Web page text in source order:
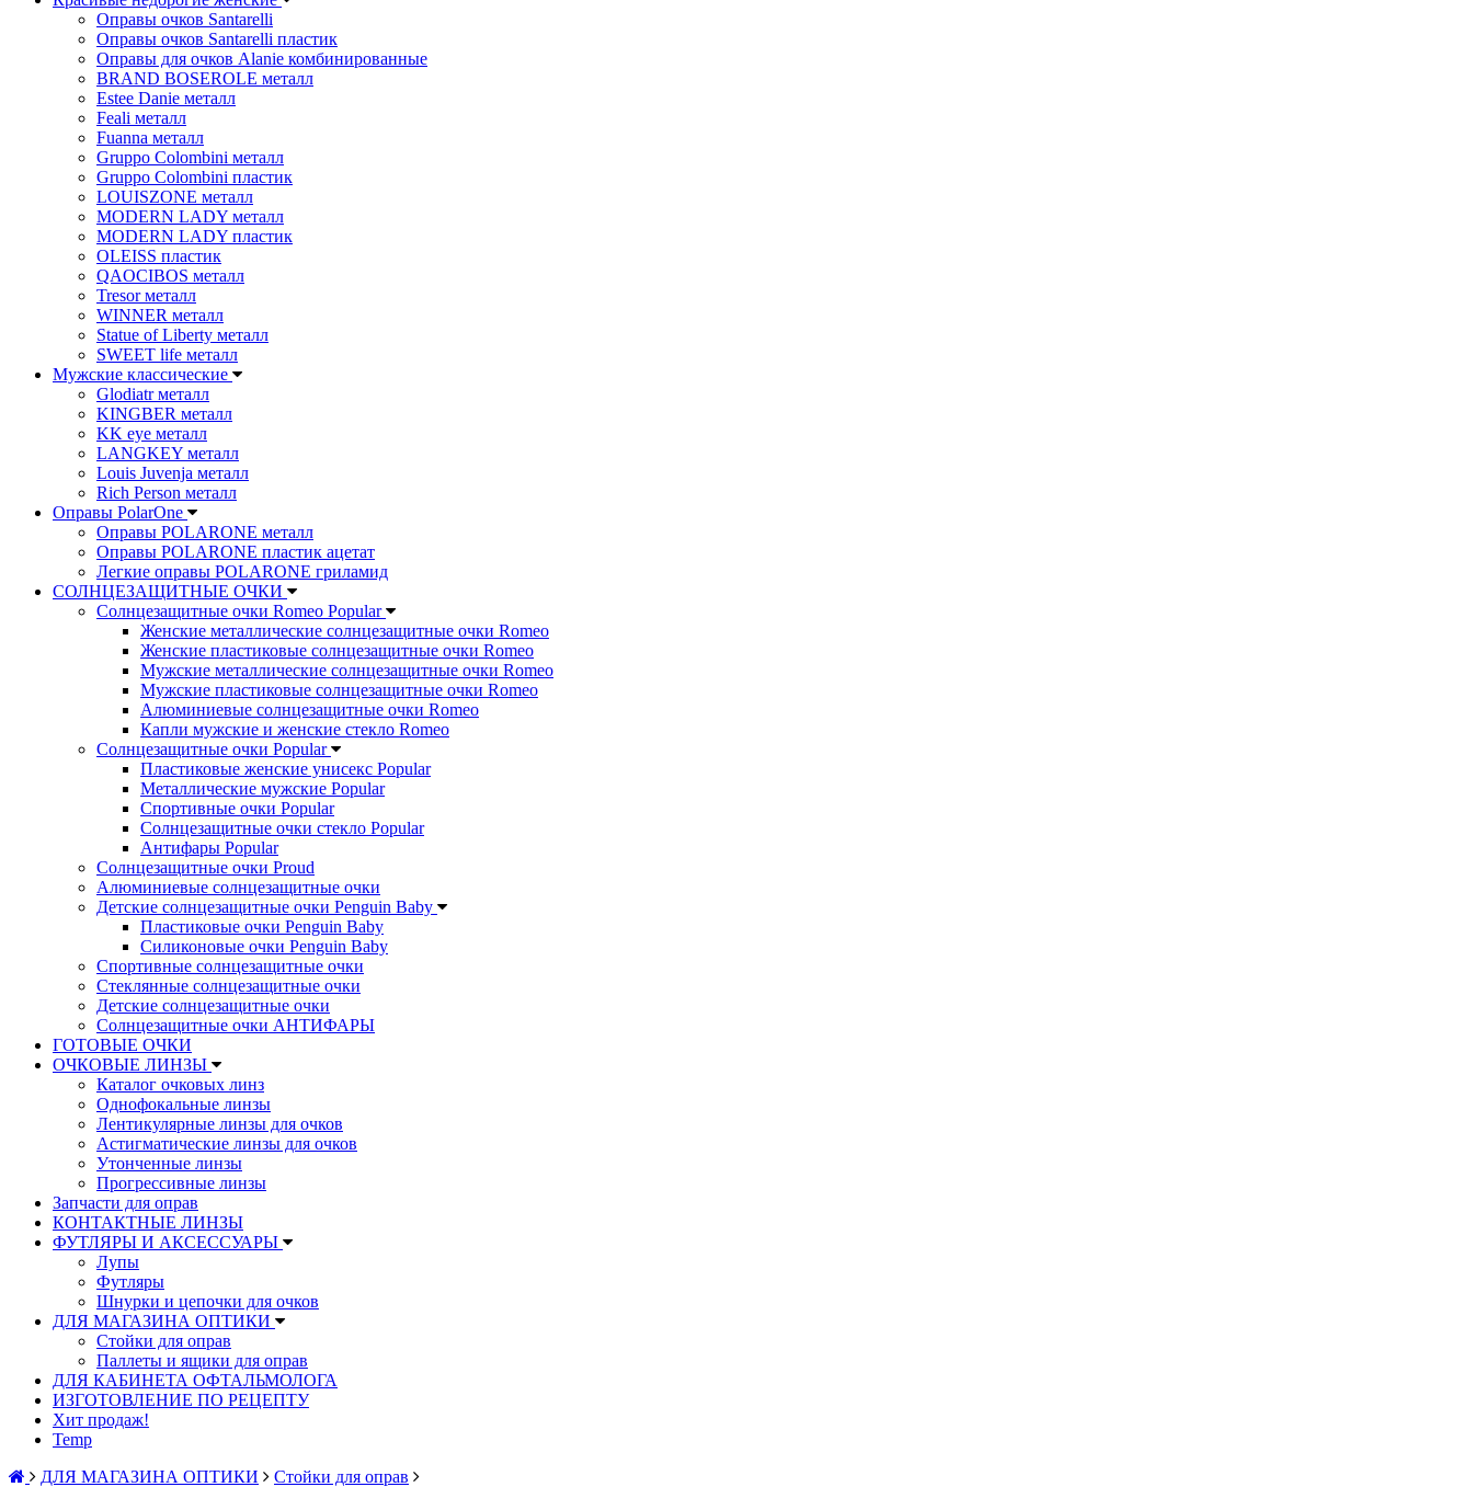
Оправы очков Santarelli
Оправы очков Santarelli пластик
Оправы для очков Alanie комбинированные
BRAND BOSEROLE металл
Estee Danie металл
Feali металл
Fuanna металл
Gruppo Colombini металл
Gruppo Colombini пластик
LOUISZONE металл
MODERN LADY металл
MODERN LADY пластик
OLEISS пластик
QAOCIBOS металл
Tresor металл
WINNER металл
Statue of Liberty металл
SWEET life металл
Мужские классические
Glodiatr металл
KINGBER металл
KK eye металл
LANGKEY металл
Louis Juvenja металл
Rich Person металл
Оправы PolarOne
Оправы POLARONE металл
Оправы POLARONE пластик ацетат
Легкие оправы POLARONE гриламид
СОЛНЦЕЗАЩИТНЫЕ ОЧКИ
Солнцезащитные очки Romeo Popular
Женские металлические солнцезащитные очки Romeo
Женские пластиковые солнцезащитные очки Romeo
Мужские металлические солнцезащитные очки Romeo
Мужские пластиковые солнцезащитные очки Romeo
Алюминиевые солнцезащитные очки Romeo
Капли мужские и женские стекло Romeo
Солнцезащитные очки Popular
Пластиковые женские унисекс Popular
Металлические мужские Popular
Спортивные очки Popular
Солнцезащитные очки стекло Popular
Aнтифары Popular
Солнцезащитные очки Proud
Алюминиевые солнцезащитные очки
Детские солнцезащитные очки Penguin Baby
Пластиковые очки Penguin Baby
Силиконовые очки Penguin Baby
Спортивные солнцезащитные очки
Стеклянные солнцезащитные очки
Детские солнцезащитные очки
Солнцезащитные очки АНТИФАРЫ
ГОТОВЫЕ ОЧКИ
ОЧКОВЫЕ ЛИНЗЫ
Каталог очковых линз
Однофокальные линзы
Лентикулярные линзы для очков
Астигматические линзы для очков
Утонченные линзы
Прогрессивные линзы
Запчасти для оправ
КОНТАКТНЫЕ ЛИНЗЫ
ФУТЛЯРЫ И АКСЕССУАРЫ
Лупы
Футляры
Шнурки и цепочки для очков
ДЛЯ МАГАЗИНА ОПТИКИ
Стойки для оправ
Паллеты и ящики для оправ
ДЛЯ КАБИНЕТА ОФТАЛЬМОЛОГА
ИЗГОТОВЛЕНИЕ ПО РЕЦЕПТУ
Хит продаж!
Temp
ДЛЯ МАГАЗИНА ОПТИКИ
Стойки для оправ